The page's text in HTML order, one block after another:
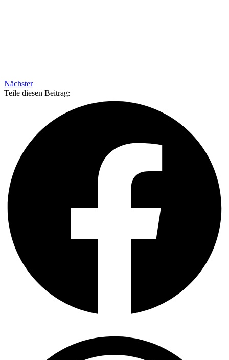
Nächster
Teile diesen Beitrag: